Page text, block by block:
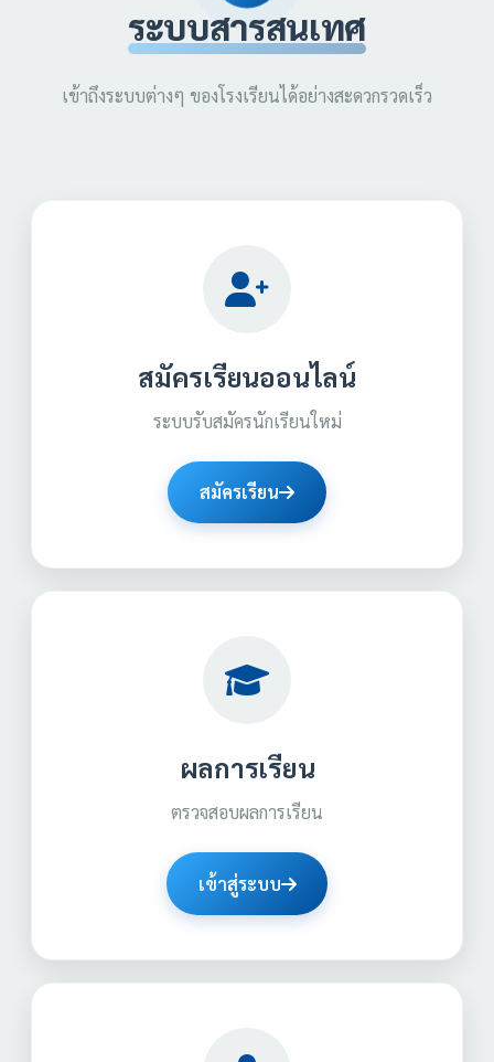
ระบบสารสนเทศ
เข้าถึงระบบต่างๆ ของโรงเรียนได้อย่างสะดวกรวดเร็ว
สมัครเรียนออนไลน์
ระบบรับสมัครนักเรียนใหม่
สมัครเรียน
ผลการเรียน
ตรวจสอบผลการเรียน
เข้าสู่ระบบ